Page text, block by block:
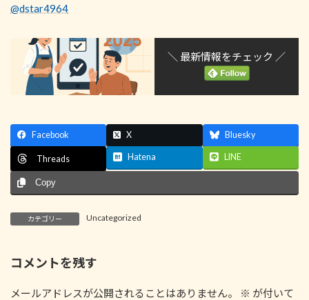
@dstar4964
＼ 最新情報をチェック ／
Facebook X Bluesky
Threads Hatena LINE
Copy
カテゴリー Uncategorized
コメントを残す
メールアドレスが公開されることはありません。 ※ が付いて